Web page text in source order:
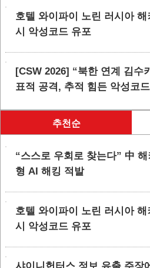
호텔 와이파이 노린 러시아
시 악성코드 유포
[CSW 2026] “북한 연계 김수
표적 공격, 추적 힘든 악성코
추천순
“스스로 우회로 찾는다” 中 해
형 AI 해킹 적발
호텔 와이파이 노린 러시아
시 악성코드 유포